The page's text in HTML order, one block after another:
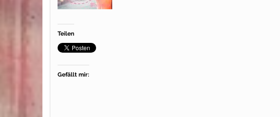
Teilen
Gefällt mir: